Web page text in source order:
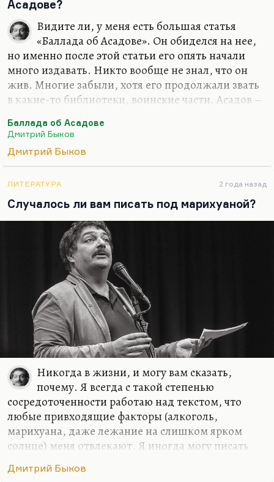
английски я, конечно, буду. От этого никуда не
денешься. Писание на английском делает речь
более четкой. Переводить с английского я буду
много. Вот «Март» переведу Кунищака, буду
«Сорделло» заканчивать. Конечно, я…
Асадове?
Видите ли, у меня есть большая статья
«Баллада об Асадове». Он обиделся на нее,
но именно после этой статьи его опять начали
много издавать. Никто вообще не знал, что он
жив. Многие забыли, хотя его продолжали звать
в какие-то библиотеки, воинские части. Асадов –
для советского нижнего этажа среднего класса.
Этим людям нужна своя поэзия. Это поэтическая
поп-культура, не лишенная ни морали, ни
находок. Безусловно, это важный человек.
Понимаете, в Советском Союзе была довольно
интеллигентная, довольно культурная попса
(хотя это нельзя назвать попсой). Вот ушел со
сцены Валерий Леонтьев. Сделал такое…
Баллада об Асадове
Дмитрий Быков
Дмитрий Быков
ЛИТЕРАТУРА 2 года назад
Случалось ли вам писать под марихуаной?
Никогда в жизни, и могу вам сказать,
почему. Я всегда с такой степенью
сосредоточенности работаю над текстом, что
любые привходящие факторы (алкоголь,
марихуана, даже лежание на слишком ярком
солнце) меня отвлекают. Я иногда могу писать
обстановке, как было в армии. Там с какой-то
Дмитрий Быков